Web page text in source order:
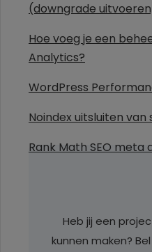
(downgrade
Hoe voeg je een
Analytics?
WordPress
Noindex uitsluiten
Rank Math SEO
Heb jij een
kunnen maken?